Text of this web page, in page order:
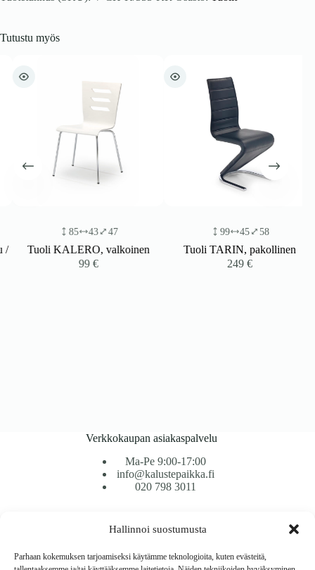
Hallinnoi suostumusta
Parhaan kokemuksen tarjoamiseksi käytämme teknologioita, kuten evästeitä,
Tutustu myös
85 43 47
Tuoli KALERO, valkoinen
99€
99 45 58
Tuoli TARIN, pakollinen
249€
Verkkokaupan asiakaspalvelu
Ma-Pe 9:00-17:00
info@kalustepaikka.fi
020 798 3011
Maksutavat
Vaihto ja palautus